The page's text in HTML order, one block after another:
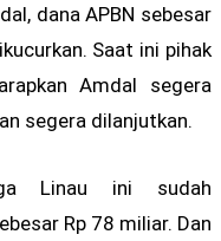
dana APBN sebesar
Saat ini pihak
Amdal segera
segera dilanjutkan.
Linau ini sudah
Rp 78 miliar. Dan